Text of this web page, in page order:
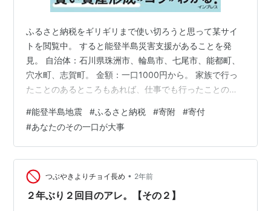
ふるさと納税をギリギリまで使い切ろうと思って某サイ
トを閲覧中。 すると能登半島災害支援があることを発
見。 自治体：石川県珠洲市、輪島市、七尾市、能都町、
穴水町、志賀町。 金額：一口1000円から。 家族で行っ
たことのあるところもあれば、仕事でも行ったことのあ
い。 ふるさと納税否定派は返礼品目的となっている点を
問題視する。きっとこういうのが本来のふるさと納税な
のだろう。ただし税金の使われ方を考える契機になるこ
とは事実。なお、自分は返礼品目的でもいいじゃん派で
す。リーマンとして漏れなく納税しているからそのくら
いはいいじゃないかと小一時間（以下略）…
#能登半島地震 #ふるさと納税 #寄附 #寄付
#あなたのその一口が大事
つぶやきよりチョイ長め • 2年前
２年ぶり２回目のアレ。【その２】